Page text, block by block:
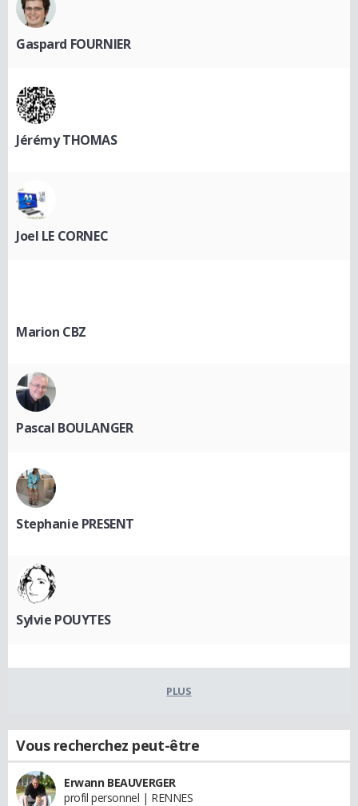
Gaspard FOURNIER
Jérémy THOMAS
Joel LE CORNEC
Marion CBZ
Pascal BOULANGER
Stephanie PRESENT
Sylvie POUYTES
PLUS
Vous recherchez peut-être
Erwann BEAUVERGER
profil personnel | RENNES